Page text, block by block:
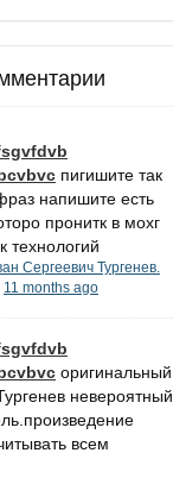
пигишите так
напишите есть
пронитк в мохг
технологий
Сергеевич Тургенев.
11 months ago
оригинальный
невероятный
всем